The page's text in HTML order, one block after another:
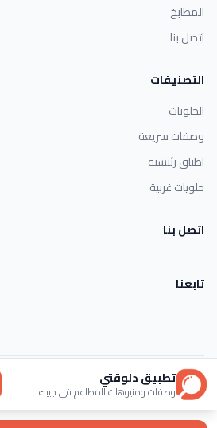
المطابخ
اتصل بنا
التصنيفات
الحلويات
وصفات سريعة
اطباق رئيسية
حلويات غربية
اتصل بنا
تابعنا
خصوصية
© 2026 Dlwaqty. جميع الحقوق محفوظة.
Powered byGAIT
تطبيق دلوقتي
وصفات ومنيوهات المطاعم في جيبك